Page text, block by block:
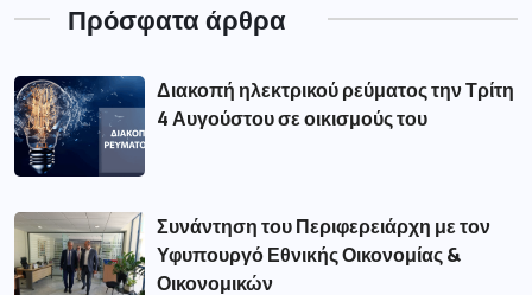
Πρόσφατα άρθρα
Διακοπή ηλεκτρικού ρεύματος την Τρίτη
4 Αυγούστου σε οικισμούς του
Συνάντηση του Περιφερειάρχη με τον
Υφυπουργό Εθνικής Οικονομίας &
Οικονομικών